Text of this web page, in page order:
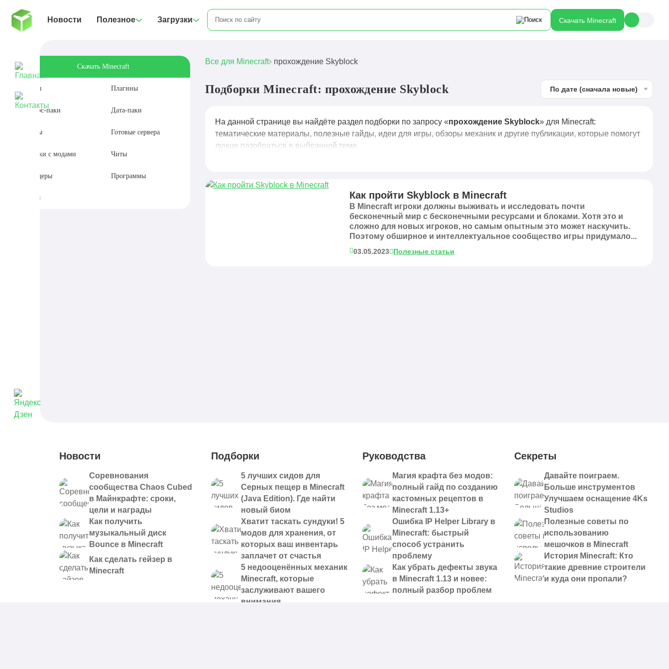
Новости Полезное Загрузки Скачать Minecraft
Скачать Minecraft
Моды Плагины
Ресурс-паки Дата-паки
Карты Готовые сервера
Сборки с модами Читы
Шейдеры Программы
Сиды
Все для Minecraft прохождение Skyblock
Подборки Minecraft: прохождение Skyblock По дате (сначала новые)
На данной странице вы найдёте раздел подборки по запросу «прохождение Skyblock» для Minecraft:
тематические материалы, полезные гайды, идеи для игры, обзоры механик и другие публикации, которые помогут
лучше разобраться в выбранной теме.
Как пройти Skyblock в Minecraft
В Minecraft игроки должны выживать и исследовать почти
бесконечный мир с бесконечными ресурсами и блоками. Хотя это и
сложно для новых игроков, но самым опытным это может наскучить.
Поэтому обширное и интеллектуальное сообщество игры придумало...
03.05.2023 Полезные статьи
Новости
Соревнования
сообщества Chaos Cubed
в Майнкрафте: сроки,
цели и награды
Как получить
музыкальный диск
Bounce в Minecraft
Как сделать гейзер в
Minecraft
Подборки
5 лучших сидов для
Серных пещер в Minecraft
(Java Edition). Где найти
новый биом
Хватит таскать сундуки! 5
модов для хранения, от
которых ваш инвентарь
заплачет от счастья
5 недооценённых механик
Minecraft, которые
заслуживают вашего
внимания
Руководства
Магия крафта без модов:
полный гайд по созданию
кастомных рецептов в
Minecraft 1.13+
Ошибка IP Helper Library в
Minecraft: быстрый
способ устранить
проблему
Как убрать дефекты звука
в Minecraft 1.13 и новее:
полный разбор проблем
Секреты
Давайте поиграем.
Больше инструментов
Улучшаем оснащение 4Ks
Studios
Полезные советы по
использованию
мешочков в Minecraft
История Minecraft: Кто
такие древние строители
и куда они пропали?